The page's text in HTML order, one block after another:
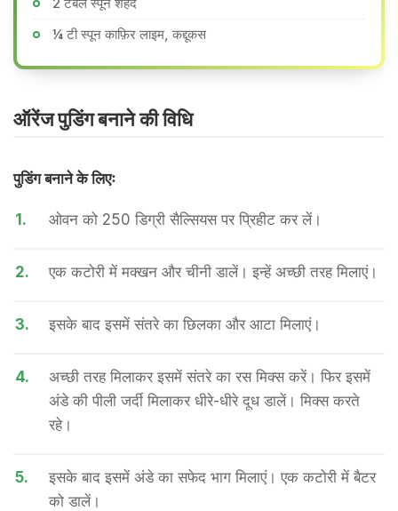
¼ टी स्पून काफ़िर लाइम, कद्दूकस
ऑरेंज पुडिंग बनाने की वि​धि
पुडिंग बनाने के लिएः
1. ओवन को 250 डिग्री सैल्सियस पर प्रिहीट कर लें।
2. एक कटोरी में मक्खन और चीनी डालें। इन्हें अच्छी तरह मिलाएं।
3. इसके बाद इसमें संतरे का छिलका और आटा मिलाएं।
4.
अच्छी तरह मिलाकर इसमें संतरे का रस मिक्स करें। फिर इसमें
अंडे की पीली जर्दी मिलाकर धीरे-धीरे दूध डालें। मिक्स करते
रहे।
5.
इसके बाद इसमें अंडे का सफेद भाग मिलाएं। एक कटोरी में बैटर
को डालें।